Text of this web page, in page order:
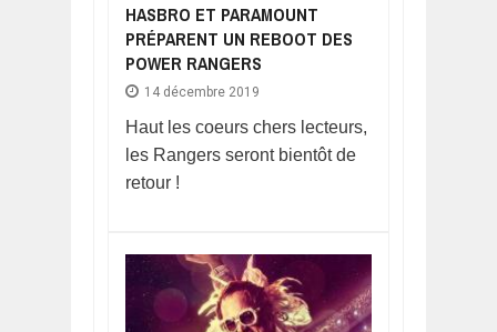
HASBRO ET PARAMOUNT
PRÉPARENT UN REBOOT DES
POWER RANGERS
14 décembre 2019
Haut les coeurs chers lecteurs,
les Rangers seront bientôt de
retour !